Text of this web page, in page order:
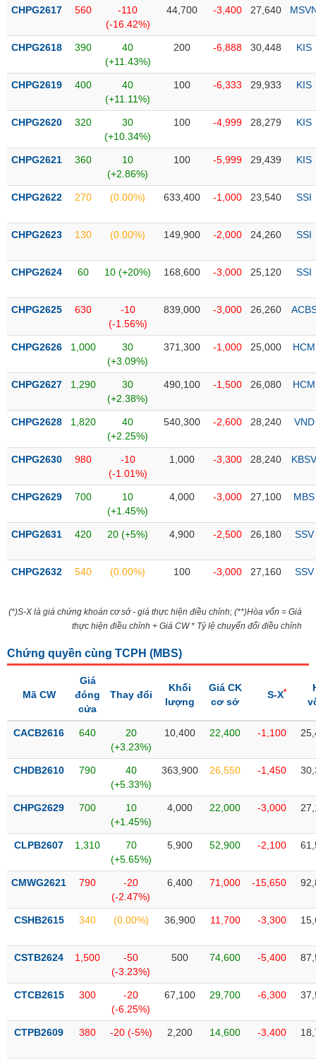
quan
Giao
dịch
Tài
chính
Phân
tích
thuật
sơ
nghiệp
tức
sự
Tài
lý
thị
CHPG2617 560
-110
(-16.42%)
44,700 -3,400 27,640
CHPG2618 390
40
(+11.43%)
200 -6,888 30,448 KIS
CHPG2619 400
40
(+11.11%)
100 -6,333 29,933 KIS
CHPG2620 320
30
(+10.34%)
100 -4,999 28,279 KIS
CHPG2621 360
10
(+2.86%)
100 -5,999 29,439 KIS
CHPG2622 270 (0.00%) 633,400 -1,000 23,540 SSI
CHPG2623 130 (0.00%) 149,900 -2,000 24,260 SSI
CHPG2624 60 10 (+20%) 168,600 -3,000 25,120 SSI
CHPG2625 630
-10
(-1.56%)
839,000 -3,000 26,260
CHPG2626 1,000
30
(+3.09%)
371,300 -1,000 25,000 HCM
CHPG2627 1,290
30
(+2.38%)
490,100 -1,500 26,080 HCM
CHPG2628 1,820
40
(+2.25%)
540,300 -2,600 28,240 VND
CHPG2630 980
-10
(-1.01%)
1,000 -3,300 28,240 KBSV
CHPG2629 700
10
(+1.45%)
4,000 -3,000 27,100 MBS
CHPG2631 420 20 (+5%) 4,900 -2,500 26,180 SSV
CHPG2632 540 (0.00%) 100 -3,000 27,160 SSV
(*)S-X là giá chứng khoán cơ sở - giá thực hiện điều chỉnh; (**)Hòa vốn = Giá
thực hiện điều chỉnh + Giá CW * Tỷ lệ chuyển đổi điều chỉnh
Chứng quyền cùng TCPH (MBS)
Mã CW
Giá
đóng
cửa
Thay đổi
Khối
lượng
Giá CK
cơ sở
S-X*
CACB2616 640
20
(+3.23%)
10,400 22,400 -1,100
CHDB2610 790
40
(+5.33%)
363,900 26,550 -1,450
CHPG2629 700
10
(+1.45%)
4,000 22,000 -3,000
CLPB2607 1,310
70
(+5.65%)
5,900 52,900 -2,100
CMWG2621 790
-20
(-2.47%)
6,400 71,000 -15,650
CSHB2615 340 (0.00%) 36,900 11,700 -3,300
CSTB2624 1,500
-50
(-3.23%)
500 74,600 -5,400
CTCB2615 300
-20
(-6.25%)
67,100 29,700 -6,300
CTPB2609 380 -20 (-5%) 2,200 14,600 -3,400
VS-
LƯỢNG
NGUYÊN
VẬT
NGHIỆP
TIÊU
DÙNG
THIẾT
DÙNG
THIẾT
SỨC
KHỎE
TÀI
TIN
VỤ
THÔNG
TIỆN